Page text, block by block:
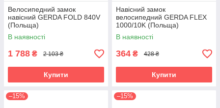
Велосипедний замок
навісний GERDA FOLD 840V
(Польща)
В наявності
1 788 ₴ 2 103 ₴
Купити
Навісний замок
велосипедний GERDA FLEX
1000/10K (Польща)
В наявності
364 ₴ 428 ₴
Купити
–15% –15%